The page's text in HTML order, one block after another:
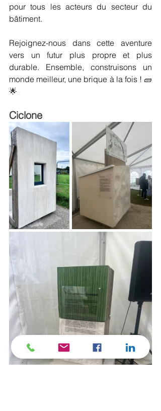
pour tous les acteurs du secteur du
bâtiment.
Rejoignez-nous dans cette aventure
vers un futur plus propre et plus
durable. Ensemble, construisons un
monde meilleur, une brique à la fois ! 🧱
🌟
Ciclone